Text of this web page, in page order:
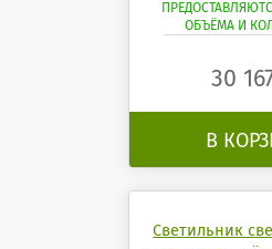
ОБЪЁМА И
30
В
Светильник